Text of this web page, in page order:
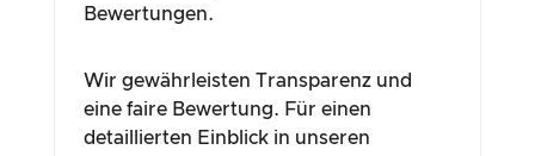
Bewertungen.
Wir gewährleisten Transparenz und
eine faire Bewertung. Für einen
detaillierten Einblick in unseren